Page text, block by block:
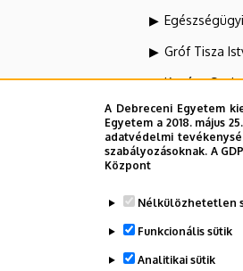
A Debreceni Egyetem
Egyetem a 2018. május
adatvédelmi
szabályozásoknak. A
Központ
Nélkülözhetetlen
Funkcionális sütik
Analitikai sütik
Gróf Tisza
Kenézy
KK
KK
Dolgozói